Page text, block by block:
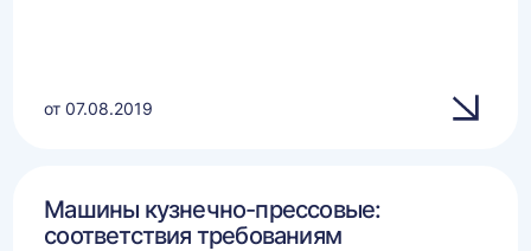
от 07.08.2019
Машины кузнечно-прессовые:
соответствия требованиям